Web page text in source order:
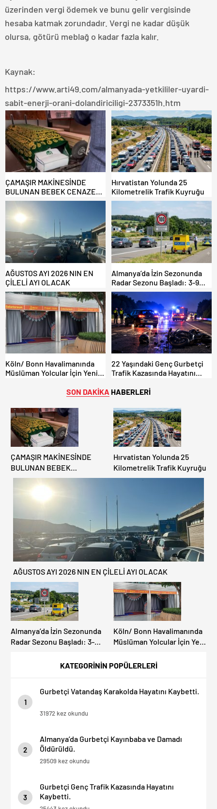
üzerinden vergi ödemek ve bunu gelir vergisinde
hesaba katmak zorundadır. Vergi ne kadar düşük
olursa, götürü meblağ o kadar fazla kalır.
Kaynak:
https://www.arti49.com/almanyada-yetkililer-uyardi-
sabit-enerji-orani-dolandiriciligi-2373351h.htm
ÇAMAŞIR MAKİNESİNDE
BULUNAN BEBEK CENAZESİ
ŞOK ETTİ
Hırvatistan Yolunda 25
Kilometrelik Trafik Kuyruğu
AĞUSTOS AYI 2026 NIN EN
ÇİLELİ AYI OLACAK
Almanya’da İzin Sezonunda
Radar Sezonu Başladı: 3-9
Ağustos’ta Radar Hız
Denetimi Yapılacak!
Köln/ Bonn Havalimanında
Müslüman Yolcular İçin Yeni
22 Yaşındaki Genç Gurbetçi
Trafik Kazasında Hayatını
SON DAKİKA HABERLERİ
KATEGORİNİN POPÜLERLERİ
1
Gurbetçi Vatandaş Karakolda Hayatını Kaybetti.
31972 kez okundu
2
Almanya’da Gurbetçi Kayınbaba ve Damadı
Öldürüldü.
29509 kez okundu
3
Gurbetçi Genç Trafik Kazasında Hayatını
Kaybetti.
ÇAMAŞIR MAKİNESİNDE
BULUNAN BEBEK
CENAZESİ ŞOK ETTİ
Hırvatistan Yolunda 25
Kilometrelik Trafik Kuyruğu
AĞUSTOS AYI 2026 NIN EN ÇİLELİ AYI OLACAK
Almanya’da İzin Sezonunda
Radar Sezonu Başladı: 3-9
Denetimi Yapılacak!
Köln/ Bonn Havalimanında
Müslüman Yolcular İçin Yeni